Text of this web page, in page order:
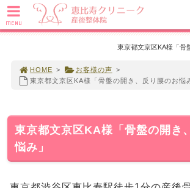
東京都文京区KA様「骨
HOME > お客様の声 >
東京都文京区KA様「骨盤の開き、反り腰のお悩
東京都文京区KA様「骨盤の開き
悩み」
MENU